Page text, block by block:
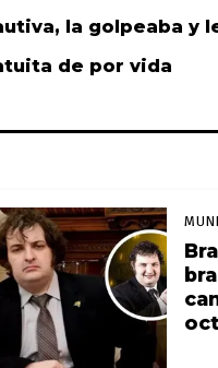
la golpeaba y
de por vida